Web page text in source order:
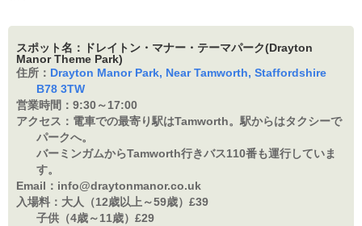
スポット名：ドレイトン・マナー・テーマパーク(Drayton
Manor Theme Park)
住所： Drayton Manor Park, Near Tamworth, Staffordshire
B78 3TW
営業時間： 9:30～17:00
アクセス： 電車での最寄り駅はTamworth。駅からはタクシーで
パークへ。
バーミンガムからTamworth行きバス110番も運行していま
す。
Email： info@draytonmanor.co.uk
入場料： 大人（12歳以上～59歳）£39
子供（4歳～11歳）£29